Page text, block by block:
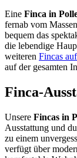
Eine Finca in
fernab vom
bequem das
die lebendige
weiteren Fincas
auf der gesamten
Finca-
Unsere Fincas in
Ausstattung und
zu einem
verfügt über